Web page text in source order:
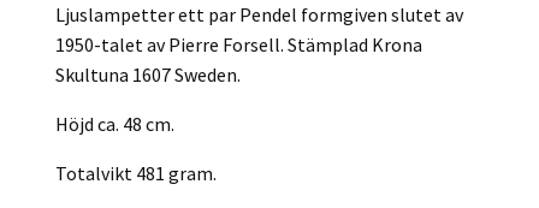
Ljuslampetter ett par Pendel formgiven slutet av
1950-talet av Pierre Forsell. Stämplad Krona
Skultuna 1607 Sweden.
Höjd ca. 48 cm.
Totalvikt 481 gram.